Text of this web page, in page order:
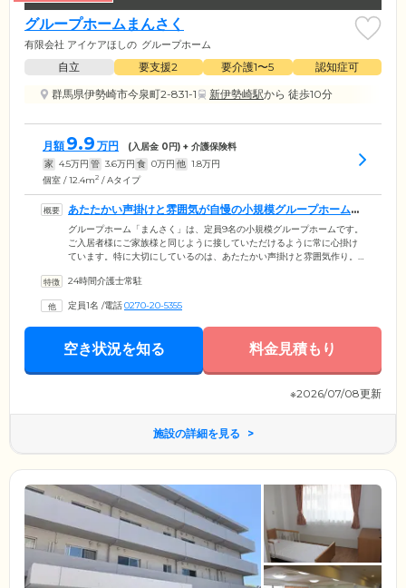
グループホームまんさく
有限会社 アイケアほしの グループホーム
自立 要支援2 要介護1〜5
認知症可
群馬県伊勢崎市今泉町2-831-1
新伊勢崎駅から 徒歩10分
月額 9.9 万円 (入居金 0円) + 介護保険料
家 4.5万円 管 3.6万円 食 0万円 他 1.8万円
個室 / 12.4m2 / Aタイプ
あたたかい声掛けと雰囲気が自慢の小規模グループホームで
す
グループホーム「まんさく」は、定員9名の小規模グループホームです。
ご入居者様にご家族様と同じように接していただけるように常に心掛け
ています。特に大切にしているのは、あたたかい声掛けと雰囲気作り。
というご入居者様もいらっしゃいます。ほかにも、大規模施設から転居
びのお声をいただいたことも。小規模ならではのおもてなしで、多くの
ご入居者様に心身ともに健やかな毎日をお送りいただいています。
24時間介護士常駐
定員1名 /電話0270-20-5355
空き状況を知る 料金見積もり
※2026/07/08更新
施設の詳細を見る